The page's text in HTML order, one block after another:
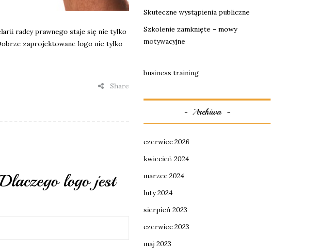
radcy prawnego staje się nie tylko
zaprojektowane logo nie tylko
Share
logo jest
Skuteczne wystąpienia publiczne
Szkolenie zamknięte – mowy
motywacyjne
business training
Archiwa
czerwiec 2026
kwiecień 2024
marzec 2024
luty 2024
sierpień 2023
czerwiec 2023
maj 2023